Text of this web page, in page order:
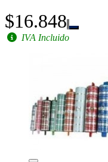
$16.848
IVA Incluido